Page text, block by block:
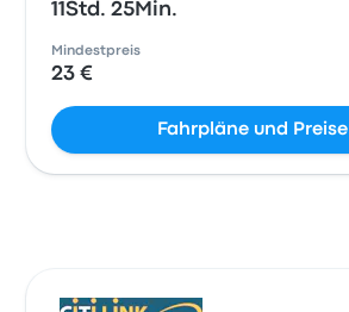
11Std. 25Min.
Mindestpreis
23 €
Fahrpläne und Preise